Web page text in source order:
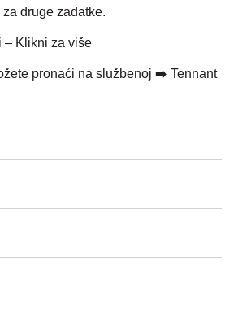
druge zadatke.
– Klikni za više
pronaći na službenoj ➡️ Tennant